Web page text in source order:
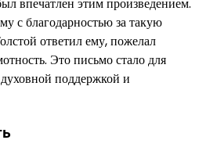
с благодарностью за такую
ответил ему, пожелал
Это письмо стало для
поддержкой и